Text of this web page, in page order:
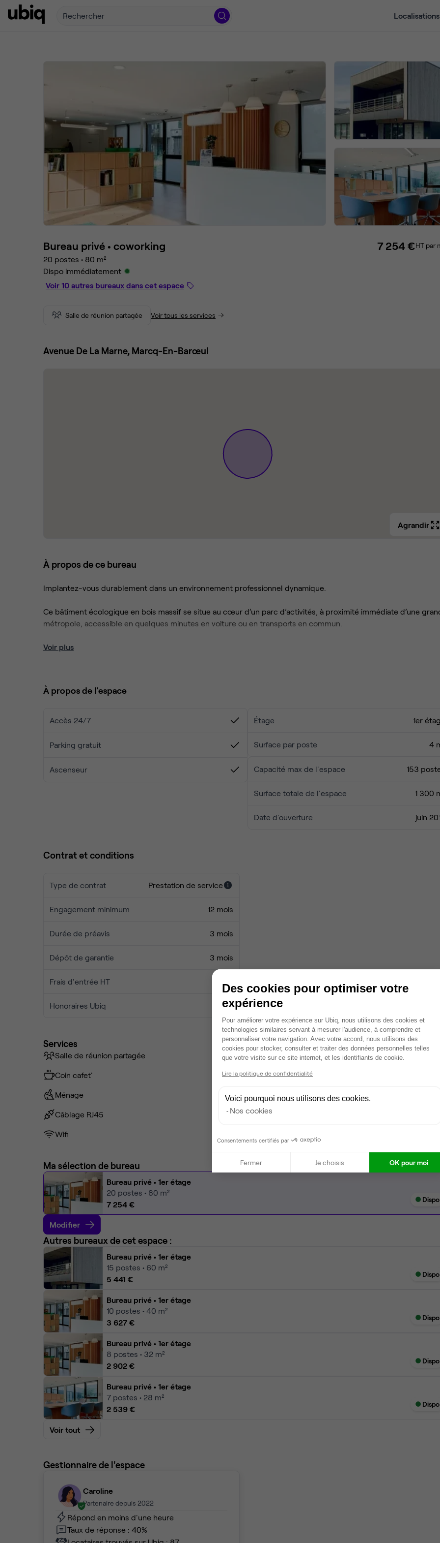
Rechercher Localisations
Bureau privé • coworking
20 postes • 80 m²
Dispo immédiatement
Voir 10 autres bureaux dans cet espace
7 254 €HT par
Salle de réunion partagée Voir tous les services
Avenue De La Marne, Marcq-En-Barœul
Agrandir
À propos de ce bureau
Implantez-vous durablement dans un environnement professionnel dynamique.
Ce bâtiment écologique en bois massif se situe au cœur d’un parc d’activités, à proximité immédiate d’une
métropole, accessible en quelques minutes en voiture ou en transports en commun.
L’immeuble, construit sur deux niveaux, a été conçu dans une démarche respectueuse de l’environnement
tailles et configurables selon différentes combinaisons
Vous y trouverez également des salles de réunion et un espace de coworking chaleureux, le tout accompagné
Voir plus
À propos de l'espace
Accès 24/7
Parking gratuit
Ascenseur
Étage 1er
Surface par poste 4
Capacité max de l'espace 153
Surface totale de l'espace 1 300
Date d'ouverture juin
Contrat et conditions
Type de contrat Prestation de service
Engagement minimum 12 mois
Durée de préavis 3 mois
Dépôt de garantie 3 mois
Frais d'entrée HT
Honoraires Ubiq 0 €
Services
Salle de réunion partagée
Coin cafet'
Ménage
Câblage RJ45
Wifi
Fibre
Salle de réunion privée
Tables / chaises
Ma sélection de bureau
Bureau privé • 1er étage
20 postes • 80 m²
7 254 €
Dispo
Modifier
Autres bureaux de cet espace :
Bureau privé • 1er étage
15 postes • 60 m²
5 441 €
Dispo
Bureau privé • 1er étage
10 postes • 40 m²
3 627 €
Dispo
Bureau privé • 1er étage
8 postes • 32 m²
2 902 €
Dispo
Bureau privé • 1er étage
7 postes • 28 m²
2 539 €
Dispo
Voir tout
Gestionnaire de l'espace
Caroline
Partenaire depuis 2022
Répond en moins d'une heure
Taux de réponse : 40%
Des cookies pour optimiser votre
expérience
Plateforme de Gestion du
Pour améliorer votre expérience sur Ubiq, nous utilisons des cookies et
technologies similaires servant à mesurer l'audience, à comprendre et
personnaliser votre navigation. Avec votre accord, nous utilisons des
cookies pour stocker, consulter et traiter des données personnelles telles
que votre visite sur ce site internet, et les identifiants de cookie.
Lire la politique de confidentialité
Voici pourquoi nous utilisons des cookies.
Nos cookies
Consentements certifiés par
Fermer Je choisis OK pour moi
Axeptio consent